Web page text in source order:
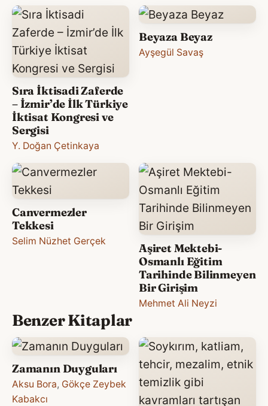
Sıra İktisadi Zaferde
– İzmir’de İlk Türkiye
İktisat Kongresi ve
Sergisi
Y. Doğan Çetinkaya
Beyaza Beyaz
Ayşegül Savaş
Canvermezler
Tekkesi
Selim Nüzhet Gerçek
Aşiret Mektebi-
Osmanlı Eğitim
Tarihinde Bilinmeyen
Bir Girişim
Mehmet Ali Neyzi
Benzer Kitaplar
Zamanın Duyguları
Aksu Bora, Gökçe Zeybek
Kabakcı